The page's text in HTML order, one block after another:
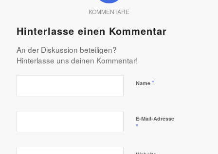
KOMMENTARE
Hinterlasse einen Kommentar
An der Diskussion beteiligen?
Hinterlasse uns deinen Kommentar!
Name *
E-Mail-Adresse
*